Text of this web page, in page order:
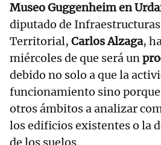
Museo Guggenheim en
diputado de
Territorial, Carlos Alzaga,
miércoles de que será un
debido no solo a que la
funcionamiento sino
otros ámbitos a analizar
los edificios existentes o la